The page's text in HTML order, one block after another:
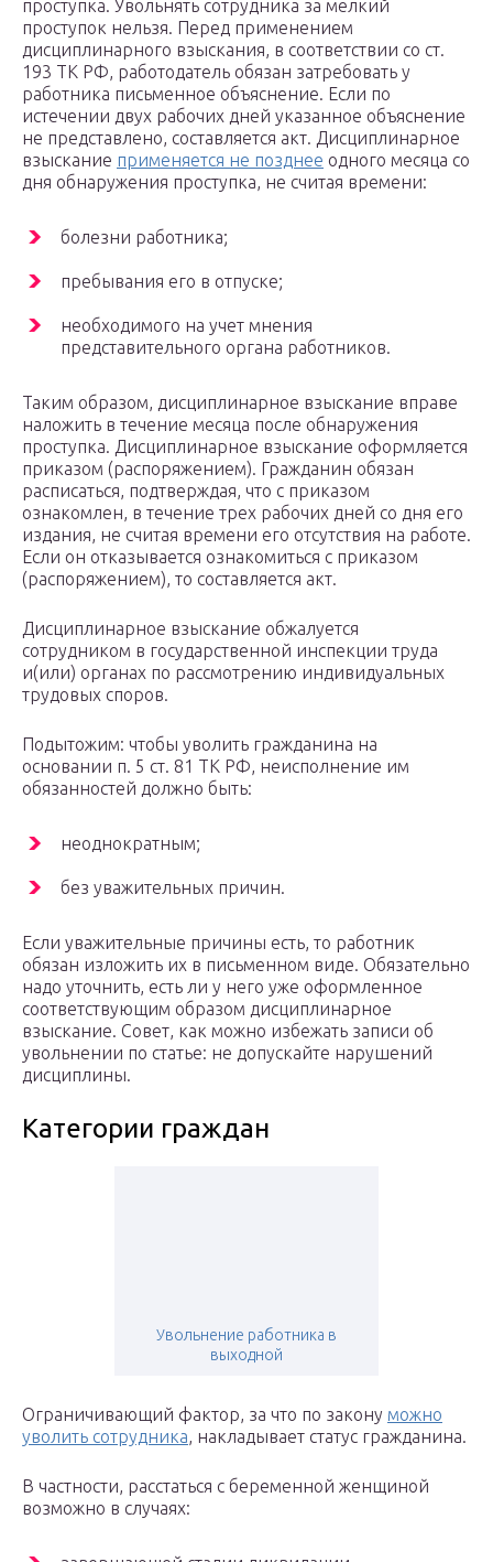
проступка. Увольнять сотрудника за мелкий
проступок нельзя. Перед применением
дисциплинарного взыскания, в соответствии со ст.
193 ТК РФ, работодатель обязан затребовать у
работника письменное объяснение. Если по
истечении двух рабочих дней указанное объяснение
не представлено, составляется акт. Дисциплинарное
взыскание применяется не позднее одного месяца со
дня обнаружения проступка, не считая времени:
болезни работника;
пребывания его в отпуске;
необходимого на учет мнения
представительного органа работников.
Таким образом, дисциплинарное взыскание вправе
наложить в течение месяца после обнаружения
проступка. Дисциплинарное взыскание оформляется
приказом (распоряжением). Гражданин обязан
расписаться, подтверждая, что с приказом
ознакомлен, в течение трех рабочих дней со дня его
издания, не считая времени его отсутствия на работе.
Если он отказывается ознакомиться с приказом
(распоряжением), то составляется акт.
Дисциплинарное взыскание обжалуется
сотрудником в государственной инспекции труда
и(или) органах по рассмотрению индивидуальных
трудовых споров.
Подытожим: чтобы уволить гражданина на
основании п. 5 ст. 81 ТК РФ, неисполнение им
обязанностей должно быть:
неоднократным;
без уважительных причин.
Если уважительные причины есть, то работник
обязан изложить их в письменном виде. Обязательно
надо уточнить, есть ли у него уже оформленное
соответствующим образом дисциплинарное
взыскание. Совет, как можно избежать записи об
увольнении по статье: не допускайте нарушений
дисциплины.
Категории граждан
Увольнение работника в
выходной
Ограничивающий фактор, за что по закону можно
уволить сотрудника, накладывает статус гражданина.
В частности, расстаться с беременной женщиной
возможно в случаях: